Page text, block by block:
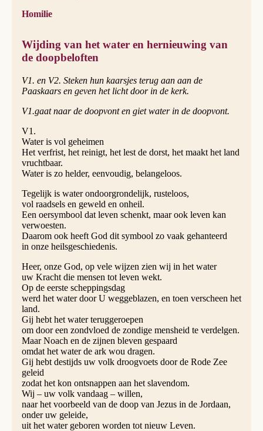
Homilie
Wijding van het water en hernieuwing van
de doopbeloften
V1. en V2. Steken hun kaarsjes terug aan aan de
Paaskaars en geven het licht door in de kerk.
V1.gaat naar de doopvont en giet water in de doopvont.
V1.
Water is vol geheimen
Het verfrist, het reinigt, het lest de dorst, het maakt het land
vruchtbaar.
Water is zo helder, eenvoudig, belangeloos.
Tegelijk is water ondoorgrondelijk, rusteloos,
vol raadsels en geweld en onheil.
Een oersymbool dat leven schenkt, maar ook leven kan
verwoesten.
Daarom ook heeft God dit symbool zo vaak gehanteerd
in onze heilsgeschiedenis.
Heer, onze God, op vele wijzen zien wij in het water
uw Kracht die mensen tot leven wekt.
Op de eerste scheppingsdag
werd het water door U weggeblazen, en toen verscheen het
land.
Gij hebt het water teruggeroepen
om door een zondvloed de zondige mensheid te verdelgen.
Maar Noach en de zijnen bleven gespaard
omdat het water de ark wou dragen.
Gij hebt destijds uw volk droogvoets door de Rode Zee
geleid
zodat het kon ontsnappen aan het slavendom.
Wij – uw volk vandaag – willen,
naar het voorbeeld van de doop van Jezus in de Jordaan,
onder uw geleide,
uit het water geboren worden tot nieuw Leven.